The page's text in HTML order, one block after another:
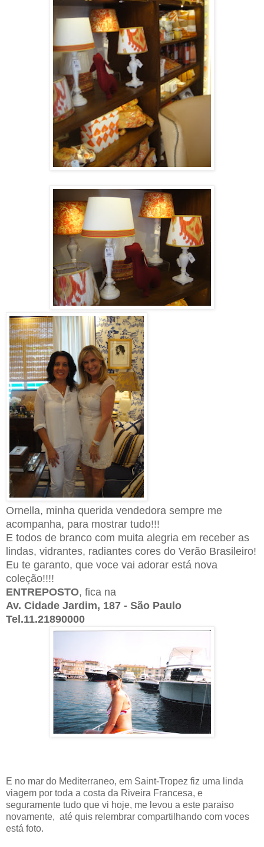
Ornella, minha querida vendedora sempre me
acompanha, para mostrar tudo!!!
E todos de branco com muita alegria em receber as
lindas, vidrantes, radiantes cores do Verão Brasileiro!
Eu te garanto, que voce vai adorar está nova
coleção!!!!
ENTREPOSTO, fica na
Av. Cidade Jardim, 187 - São Paulo
Tel.11.21890000
E no mar do Mediterraneo, em Saint-Tropez fiz uma linda
viagem por toda a costa da Riveira Francesa, e
seguramente tudo que vi hoje, me levou a este paraiso
novamente, até quis relembrar compartilhando com voces
está foto.